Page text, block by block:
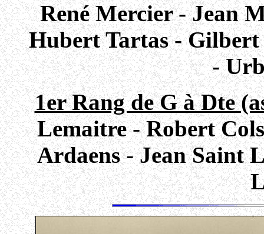
René Mercier - Jean
Hubert Tartas -
-
1er Rang de G à Dte
Lemaitre-Robert
Ardaens-Jean Saint